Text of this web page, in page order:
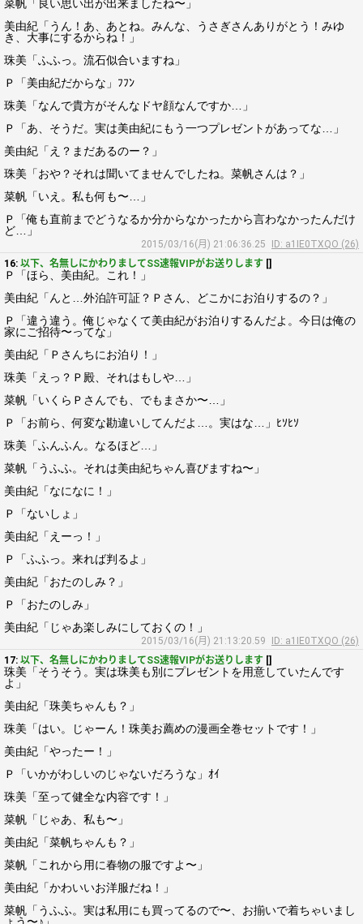
菜帆「良い思い出が出来ましたね〜」
美由紀「うん！あ、あとね。みんな、うさぎさんありがとう！みゆ
き、大事にするからね！」
珠美「ふふっ。流石似合いますね」
Ｐ「美由紀だからな」ﾌﾌﾝ
珠美「なんで貴方がそんなドヤ顔なんですか…」
Ｐ「あ、そうだ。実は美由紀にもう一つプレゼントがあってな…」
美由紀「え？まだあるのー？」
珠美「おや？それは聞いてませんでしたね。菜帆さんは？」
菜帆「いえ。私も何も〜…」
Ｐ「俺も直前までどうなるか分からなかったから言わなかったんだけ
ど…」
2015/03/16(月) 21:06:36.25
ID: a1IE0TXQO (26)
16: 以下、名無しにかわりましてSS速報VIPがお送りします []
Ｐ「ほら、美由紀。これ！」
美由紀「んと…外泊許可証？Ｐさん、どこかにお泊りするの？」
Ｐ「違う違う。俺じゃなくて美由紀がお泊りするんだよ。今日は俺の
家にご招待〜ってな」
美由紀「Ｐさんちにお泊り！」
珠美「えっ？Ｐ殿、それはもしや…」
菜帆「いくらＰさんでも、でもまさか〜…」
Ｐ「お前ら、何変な勘違いしてんだよ…。実はな…」ﾋｿﾋｿ
珠美「ふんふん。なるほど…」
菜帆「うふふ。それは美由紀ちゃん喜びますね〜」
美由紀「なになに！」
Ｐ「ないしょ」
美由紀「えーっ！」
Ｐ「ふふっ。来れば判るよ」
美由紀「おたのしみ？」
Ｐ「おたのしみ」
美由紀「じゃあ楽しみにしておくの！」
2015/03/16(月) 21:13:20.59
ID: a1IE0TXQO (26)
17: 以下、名無しにかわりましてSS速報VIPがお送りします []
珠美「そうそう。実は珠美も別にプレゼントを用意していたんです
よ」
美由紀「珠美ちゃんも？」
珠美「はい。じゃーん！珠美お薦めの漫画全巻セットです！」
美由紀「やったー！」
Ｐ「いかがわしいのじゃないだろうな」ｵｲ
珠美「至って健全な内容です！」
菜帆「じゃあ、私も〜」
美由紀「菜帆ちゃんも？」
菜帆「これから用に春物の服ですよ〜」
美由紀「かわいいお洋服だね！」
菜帆「うふふ。実は私用にも買ってるので〜、お揃いで着ちゃいまし